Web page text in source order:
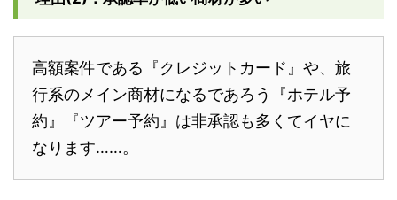
高額案件である『クレジットカード』や、旅
行系のメイン商材になるであろう『ホテル予
約』『ツアー予約』は非承認も多くてイヤに
なります……。